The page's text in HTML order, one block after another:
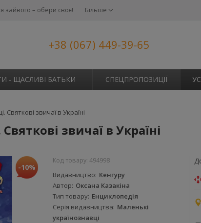
зайвого – обери своє! Більше
+38 (067) 449-39-65
- ЩАСЛИВІ БАТЬКИ СПЕЦПРОПОЗИЦІЇ
Святкові звичаї в Україні
звичаї в Україні
-10%
Код товару: 494998
Видавництво Кенгуру
Автор Оксана Казакіна
Тип товару Енциклопедія
Серія видавництва Маленькі
українознавці